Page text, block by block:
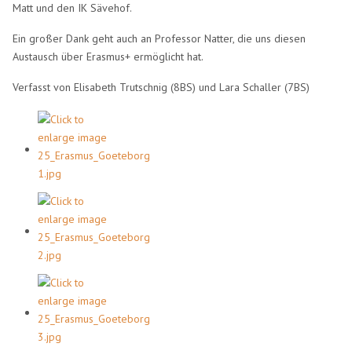
Matt und den IK Sävehof.
Ein großer Dank geht auch an Professor Natter, die uns diesen
Austausch über Erasmus+ ermöglicht hat.
Verfasst von Elisabeth Trutschnig (8BS) und Lara Schaller (7BS)